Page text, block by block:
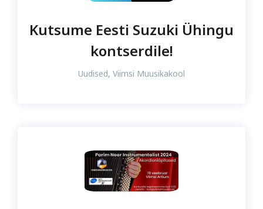
Kutsume Eesti Suzuki Ühingu
kontserdile!
Uudised, Viimsi Muusikakool